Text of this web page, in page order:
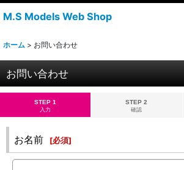
M.S Models Web Shop
ホーム > お問い合わせ
お問い合わせ
STEP 1
入力
STEP 2
確認
お名前 [必須]